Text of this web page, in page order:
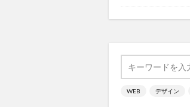
WEB デザイン